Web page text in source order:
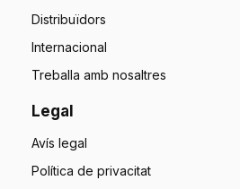
Distribuïdors
Internacional
Treballa amb nosaltres
Legal
Avís legal
Política de privacitat